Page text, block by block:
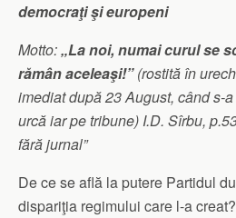
democraţi şi europeni
Motto:„La noi, numai curul se
rămân aceleaşi!”(rostită în
imediat după 23 August, când s-
urcă iar pe tribune) I.D. Sîrbu,
fără jurnal”
De ce se află la putere Partidul
dispariţia regimului care l-a